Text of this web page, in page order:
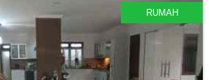
RUMAH